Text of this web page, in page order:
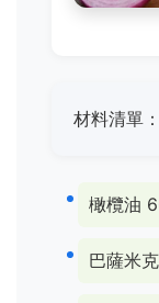
材料清單：
橄欖油
巴薩米